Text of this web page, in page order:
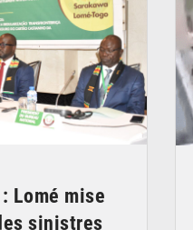
: Lomé mise
sinistres